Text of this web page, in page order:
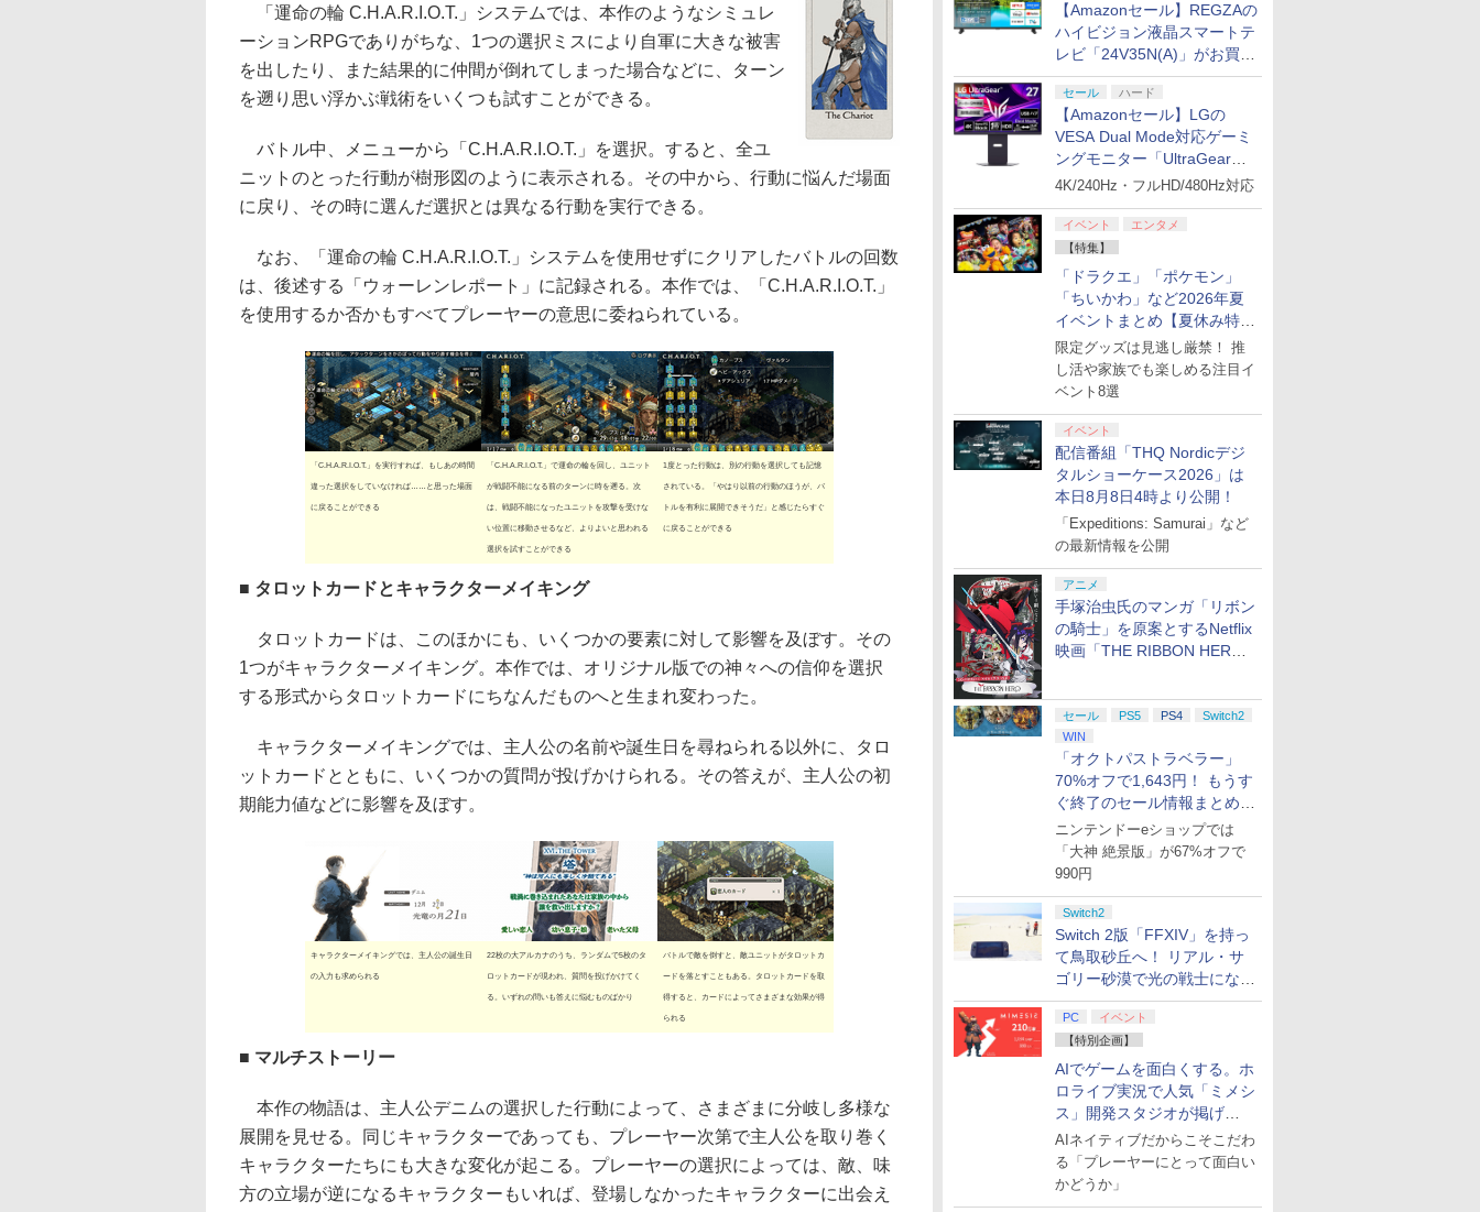
【Amazonセール】REGZAの
ハイビジョン液晶スマートテ
レビ「24V35N(A)」がお買い
得！
セール ハード
【Amazonセール】LGの
VESA Dual Mode対応ゲーミ
ングモニター「UltraGear
27G850A-B」がお買い得！
4K/240Hz・フルHD/480Hz対応
イベント
エンタメ
【特集】
「ドラクエ」「ポケモン」
「ちいかわ」など2026年夏
イベントまとめ【夏休み特
集】
限定グッズは見逃し厳禁！ 推
し活や家族でも楽しめる注目イ
ベント8選
イベント
配信番組「THQ Nordicデジ
タルショーケース2026」は
本日8月8日4時より公開！
「Expeditions: Samurai」など
の最新情報を公開
アニメ
手塚治虫氏のマンガ「リボン
の騎士」を原案とするNetflix
映画「THE RIBBON HERO
セール PS5 PS4
Switch2
WIN
「オクトパストラベラー」
70%オフで1,643円！ もうす
ぐ終了のセール情報まとめ
【8月8日更新】
ニンテンドーeショップでは
「大神 絶景版」が67%オフで
990円
Switch2
Switch 2版「FFXIV」を持っ
て鳥取砂丘へ！ リアル・サ
ゴリー砂漠で光の戦士になっ
てみた
PC
イベント
【特別企画】
AIでゲームを面白くする。ホ
ロライブ実況で人気「ミメシ
ス」開発スタジオが掲げ
る“AI活用の信念”とは？【講
演レポート】
AIネイティブだからこそこだわ
る「プレーヤーにとって面白い
かどうか」
「運命の輪 C.H.A.R.I.O.T.」システムでは、本作のようなシミュレ
ーションRPGでありがちな、1つの選択ミスにより自軍に大きな被害
を出したり、また結果的に仲間が倒れてしまった場合などに、ターン
を遡り思い浮かぶ戦術をいくつも試すことができる。
バトル中、メニューから「C.H.A.R.I.O.T.」を選択。すると、全ユ
ニットのとった行動が樹形図のように表示される。その中から、行動に悩んだ場面
に戻り、その時に選んだ選択とは異なる行動を実行できる。
なお、「運命の輪 C.H.A.R.I.O.T.」システムを使用せずにクリアしたバトルの回数
は、後述する「ウォーレンレポート」に記録される。本作では、「C.H.A.R.I.O.T.」
を使用するか否かもすべてプレーヤーの意思に委ねられている。
「C.H.A.R.I.O.T.」を実行すれば、もしあの時間
違った選択をしていなければ……と思った場面
に戻ることができる
「C.H.A.R.I.O.T.」で運命の輪を回し、ユニット
が戦闘不能になる前のターンに時を遡る。次
は、戦闘不能になったユニットを攻撃を受けな
い位置に移動させるなど、よりよいと思われる
選択を試すことができる
1度とった行動は、別の行動を選択しても記憶
されている。「やはり以前の行動のほうが、バ
トルを有利に展開できそうだ」と感じたらすぐ
に戻ることができる
■ タロットカードとキャラクターメイキング
タロットカードは、このほかにも、いくつかの要素に対して影響を及ぼす。その
1つがキャラクターメイキング。本作では、オリジナル版での神々への信仰を選択
する形式からタロットカードにちなんだものへと生まれ変わった。
キャラクターメイキングでは、主人公の名前や誕生日を尋ねられる以外に、タロ
ットカードとともに、いくつかの質問が投げかけられる。その答えが、主人公の初
期能力値などに影響を及ぼす。
キャラクターメイキングでは、主人公の誕生日
の入力も求められる
22枚の大アルカナのうち、ランダムで5枚のタ
ロットカードが現われ、質問を投げかけてく
る。いずれの問いも答えに悩むものばかり
バトルで敵を倒すと、敵ユニットがタロットカ
ードを落とすこともある。タロットカードを取
得すると、カードによってさまざまな効果が得
られる
■ マルチストーリー
本作の物語は、主人公デニムの選択した行動によって、さまざまに分岐し多様な
展開を見せる。同じキャラクターであっても、プレーヤー次第で主人公を取り巻く
キャラクターたちにも大きな変化が起こる。プレーヤーの選択によっては、敵、味
方の立場が逆になるキャラクターもいれば、登場しなかったキャラクターに出会え